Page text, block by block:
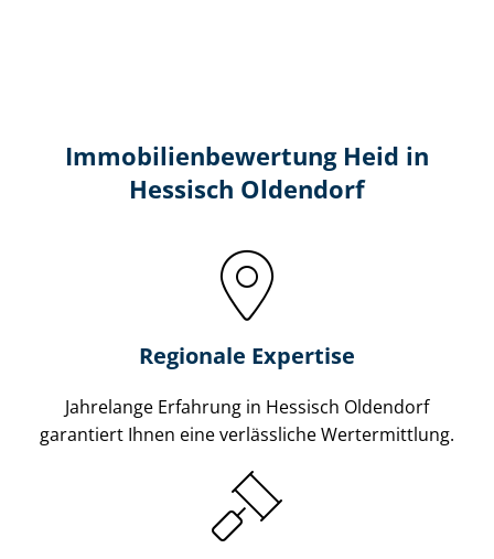
Immobilien­bewertung Heid in
Hessisch Oldendorf
Regionale Expertise
Jahrelange Erfahrung in Hessisch Oldendorf
garantiert Ihnen eine verlässliche Wertermittlung.